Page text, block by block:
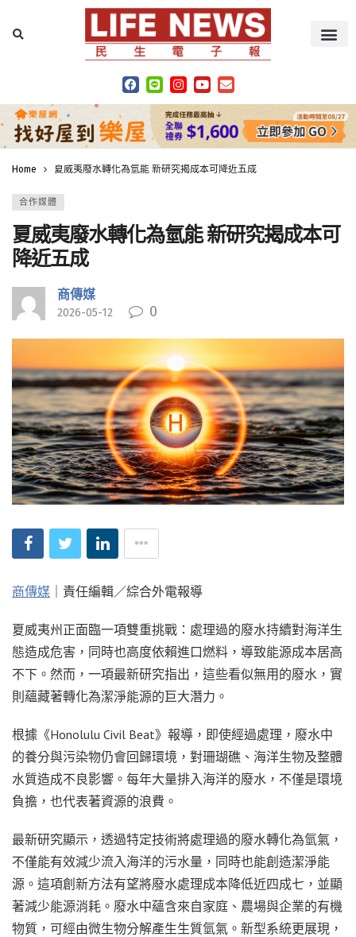
Home 夏威夷廢水轉化為氫能 新研究揭成本可降近五成
合作媒體
夏威夷廢水轉化為氫能 新研究揭成本可
降近五成
商傳媒
2026-05-12 0
商傳媒 ｜責任編輯／綜合外電報導
夏威夷州正面臨一項雙重挑戰：處理過的廢水持續對海洋生
態造成危害，同時也高度依賴進口燃料，導致能源成本居高
不下。然而，一項最新研究指出，這些看似無用的廢水，實
則蘊藏著轉化為潔淨能源的巨大潛力。
根據《Honolulu Civil Beat》報導，即使經過處理，廢水中
的養分與污染物仍會回歸環境，對珊瑚礁、海洋生物及整體
水質造成不良影響。每年大量排入海洋的廢水，不僅是環境
負擔，也代表著資源的浪費。
最新研究顯示，透過特定技術將處理過的廢水轉化為氫氣，
不僅能有效減少流入海洋的污水量，同時也能創造潔淨能
源。這項創新方法有望將廢水處理成本降低近四成七，並顯
著減少能源消耗。廢水中蘊含來自家庭、農場與企業的有機
物質，可經由微生物分解產生生質氫氣。新型系統更展現，